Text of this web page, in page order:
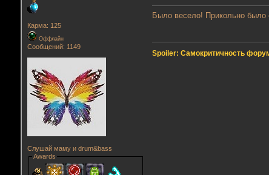
Карма: 125
Оффлайн
Сообщений: 1149
Слушай маму и drum&bass
Awards
Было весело! Прикольно было
Spoiler: Самокритичность